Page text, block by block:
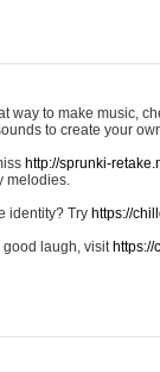
way to make music,
to create your
http://sprunki-
melodies.
identity? Try https://
good laugh, visit https://